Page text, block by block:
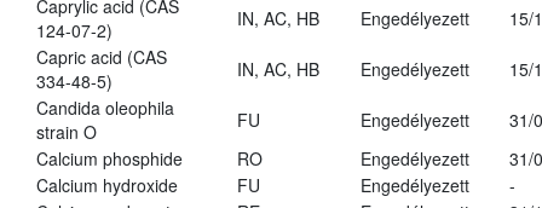
Caprylic acid (CAS
124-07-2)
IN, AC, HB Engedélyezett
15/
Capric acid (CAS
334-48-5)
IN, AC, HB Engedélyezett
15/
Candida oleophila
strain O
FU Engedélyezett
31/
Calcium phosphide
RO Engedélyezett
31/
Calcium hydroxide
FU Engedélyezett
-